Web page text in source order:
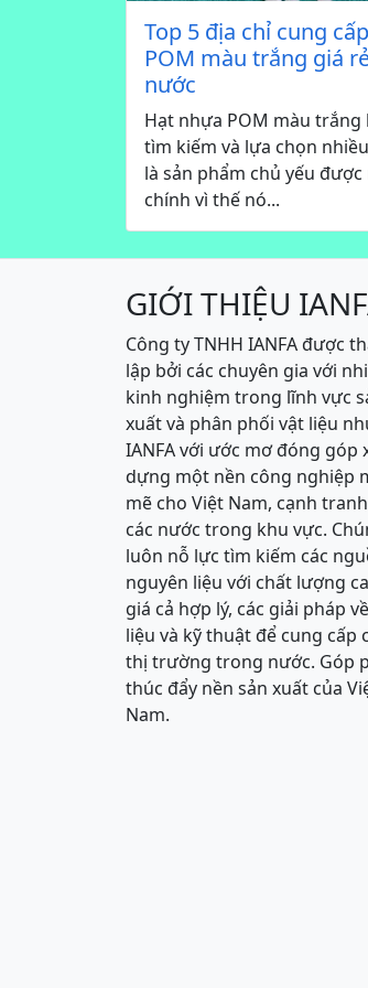
Top 5 địa chỉ cung
POM màu trắng giá
nước
Hạt nhựa POM màu trắng
tìm kiếm và lựa chọn
là sản phẩm chủ yếu
chính vì thế nó...
GIỚI THIỆU
Công ty TNHH IANFA được
lập bởi các chuyên gia với
kinh nghiệm trong lĩnh vực
xuất và phân phối vật liệu
IANFA với ước mơ đóng góp
dựng một nền công nghiệp
mẽ cho Việt Nam, cạnh
các nước trong khu vực.
luôn nỗ lực tìm kiếm các
nguyên liệu với chất lượng
giá cả hợp lý, các giải pháp
liệu và kỹ thuật để cung cấp
thị trường trong nước. Góp
thúc đẩy nền sản xuất của
Nam.